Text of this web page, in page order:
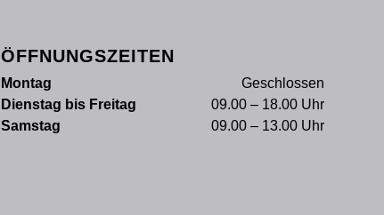
ÖFFNUNGSZEITEN
Montag
Geschlossen
Dienstag bis Freitag
09.00 – 18.00 Uhr
Samstag
09.00 – 13.00 Uhr